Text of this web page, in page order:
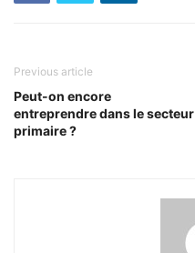
Previous article
Peut-on encore
entreprendre dans le secteur
primaire ?